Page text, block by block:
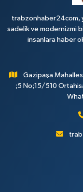
trabzonhaber24com,
sadelik ve modernizmi
insanlara haber
Gazipaşa Mahallesi
;5 No;15/510